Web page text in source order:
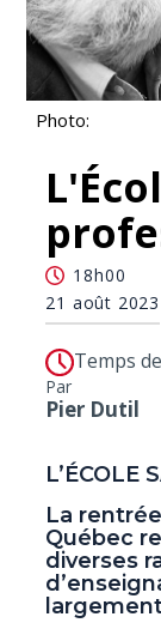
Photo:
18h00
21 août 2023
Temps
Par
Pier Dutil
L’ÉCOLE
La
Québec
diverses